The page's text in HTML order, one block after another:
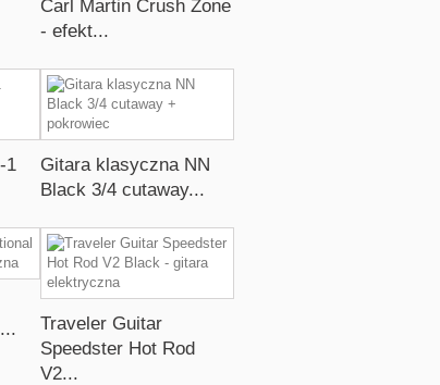
Carl Martin Crush Zone
- efekt...
1
Gitara klasyczna NN
Black 3/4 cutaway...
Traveler Guitar
Speedster Hot Rod
V2...